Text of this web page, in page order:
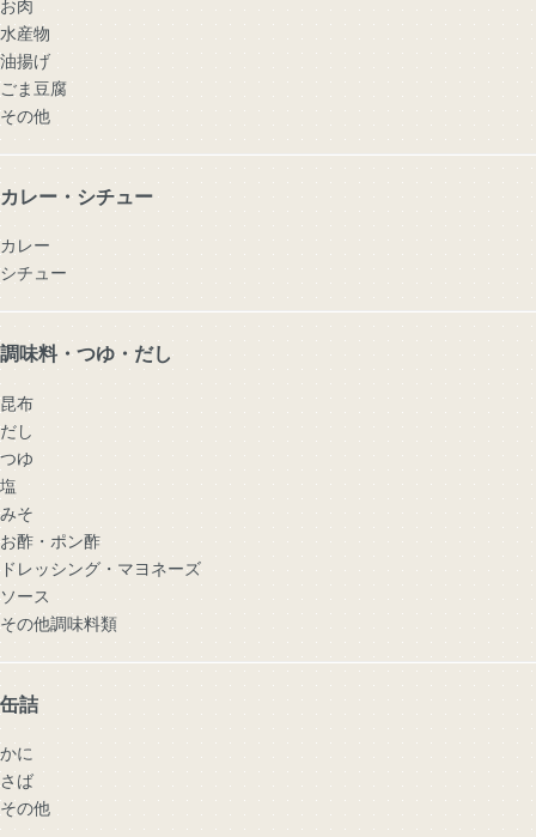
お肉
水産物
油揚げ
ごま豆腐
その他
カレー・シチュー
カレー
シチュー
調味料・つゆ・だし
昆布
だし
つゆ
塩
みそ
お酢・ポン酢
ドレッシング・マヨネーズ
ソース
その他調味料類
缶詰
かに
さば
その他